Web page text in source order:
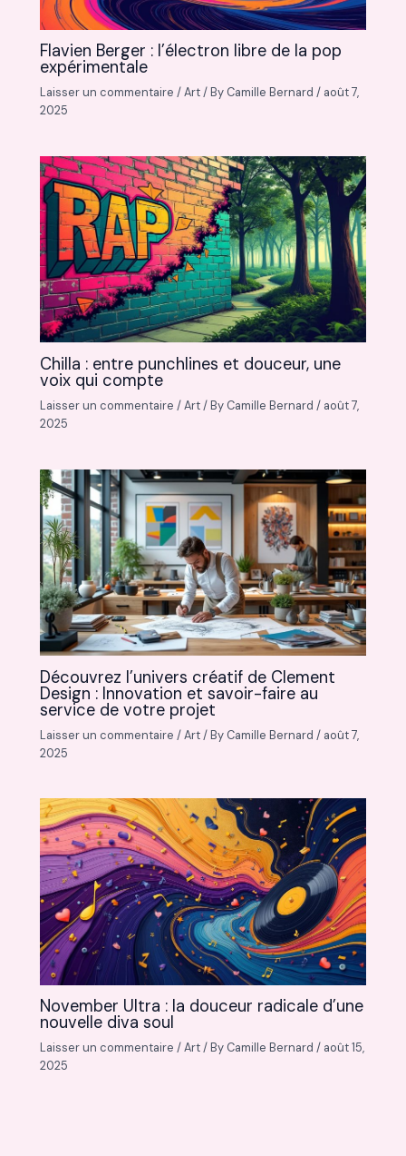
Flavien Berger : l’électron libre de la pop
expérimentale
Laisser un commentaire /Art/ By Camille Bernard/ août 7,
2025
Chilla : entre punchlines et douceur, une
voix qui compte
Laisser un commentaire /Art/ By Camille Bernard/ août 7,
2025
Découvrez l’univers créatif de Clement
Design : Innovation et savoir-faire au
service de votre projet
Laisser un commentaire /Art/ By Camille Bernard/ août 7,
2025
November Ultra : la douceur radicale d’une
nouvelle diva soul
Laisser un commentaire /Art/ By Camille Bernard/ août 15,
2025